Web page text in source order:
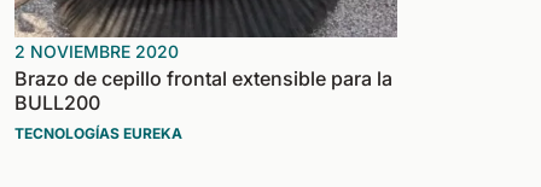
2 NOVIEMBRE 2020
Brazo de cepillo frontal extensible para la
BULL200
TECNOLOGÍAS EUREKA